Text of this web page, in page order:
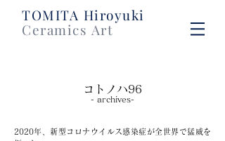
​TOMITA Hiroyuki
Ceramics Art
コトノハ96
- archives-
2020年、新型コロナウイルス感染症が全世界で猛威を